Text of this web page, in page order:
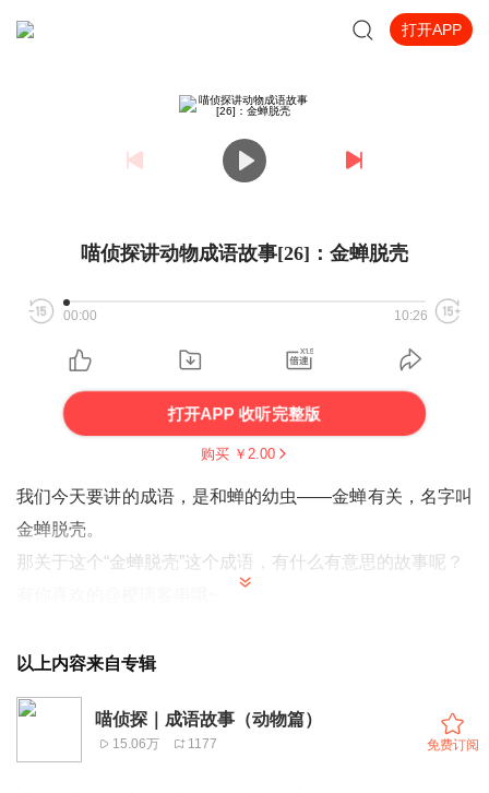
打开APP
喵侦探讲动物成语故事[26]：金蝉脱壳
00:00 10:26
打开APP 收听完整版
购买 ￥ 2.00
我们今天要讲的成语，是和蝉的幼虫——金蝉有关，名字叫
金蝉脱壳。
那关于这个“金蝉脱壳”这个成语，有什么有意思的故事呢？
以上内容来自专辑
喵侦探｜成语故事（动物篇）
15.06万 1177 免费订阅